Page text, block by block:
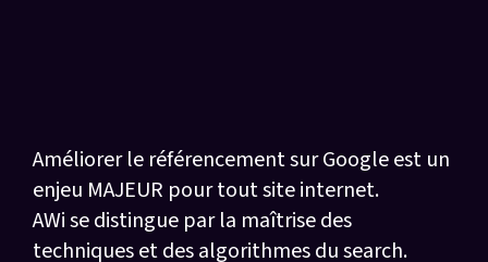
Améliorer le référencement sur Google est un
enjeu MAJEUR pour tout site internet.
AWi se distingue par la maîtrise des
techniques et des algorithmes du search.